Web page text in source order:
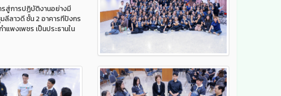
รสู่การปฏิบัติงานอย่างมี
ลาวดี ชั้น 2 อาคารทีปังกร
พงเพชร เป็นประธานใน